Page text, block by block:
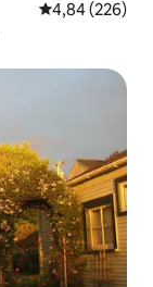
4,84 de uma
4,84 (226)